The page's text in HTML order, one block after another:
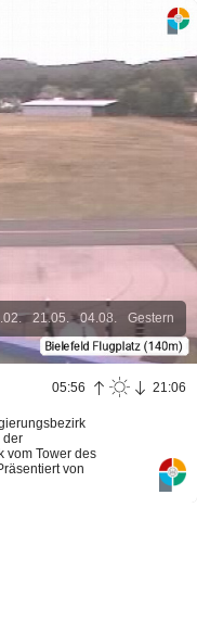
Gestern
04.08.
21.05.
05:56 21:06
der
vom Tower des
von